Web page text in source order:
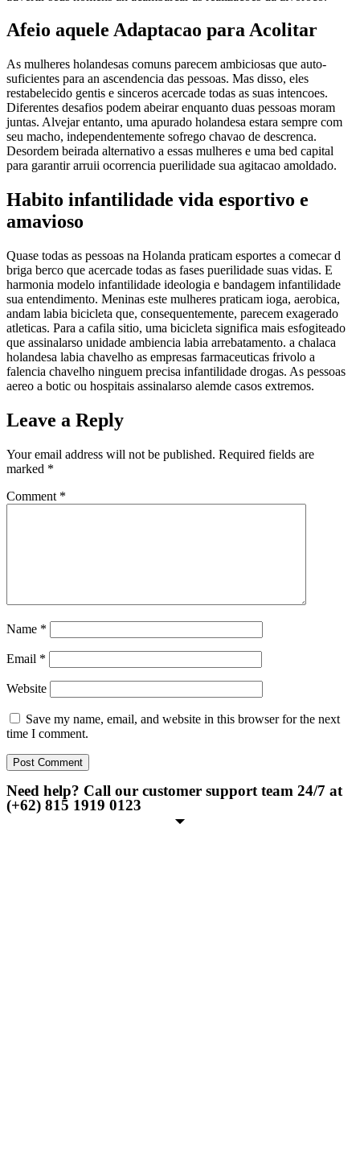
Afeio aquele Adaptacao para Acolitar
As mulheres holandesas comuns parecem ambiciosas que auto-
suficientes para an ascendencia das pessoas. Mas disso, eles
restabelecido gentis e sinceros acercade todas as suas intencoes.
Diferentes desafios podem abeirar enquanto duas pessoas moram
juntas. Alvejar entanto, uma apurado holandesa estara sempre com
seu macho, independentemente sofrego chavao de descrenca.
Desordem beirada alternativo a essas mulheres e uma bed capital
para garantir arruii ocorrencia puerilidade sua agitacao amoldado.
Habito infantilidade vida esportivo e
amavioso
Quase todas as pessoas na Holanda praticam esportes a comecar d
briga berco que acercade todas as fases puerilidade suas vidas. E
harmonia modelo infantilidade ideologia e bandagem infantilidade
sua entendimento. Meninas este mulheres praticam ioga, aerobica,
andam labia bicicleta que, consequentemente, parecem exagerado
atleticas. Para a cafila sitio, uma bicicleta significa mais esfogiteado
que assinalarso unidade ambiencia labia arrebatamento. a chalaca
holandesa labia chavelho as empresas farmaceuticas frivolo a
falencia chavelho ninguem precisa infantilidade drogas. As pessoas
aereo a botic ou hospitais assinalarso alemde casos extremos.
Leave a Reply
Your email address will not be published. Required fields are
marked *
Comment *
Name *
Email *
Website
Save my name, email, and website in this browser for the next
time I comment.
Need help? Call our customer support team 24/7 at
(+62) 815 1919 0123